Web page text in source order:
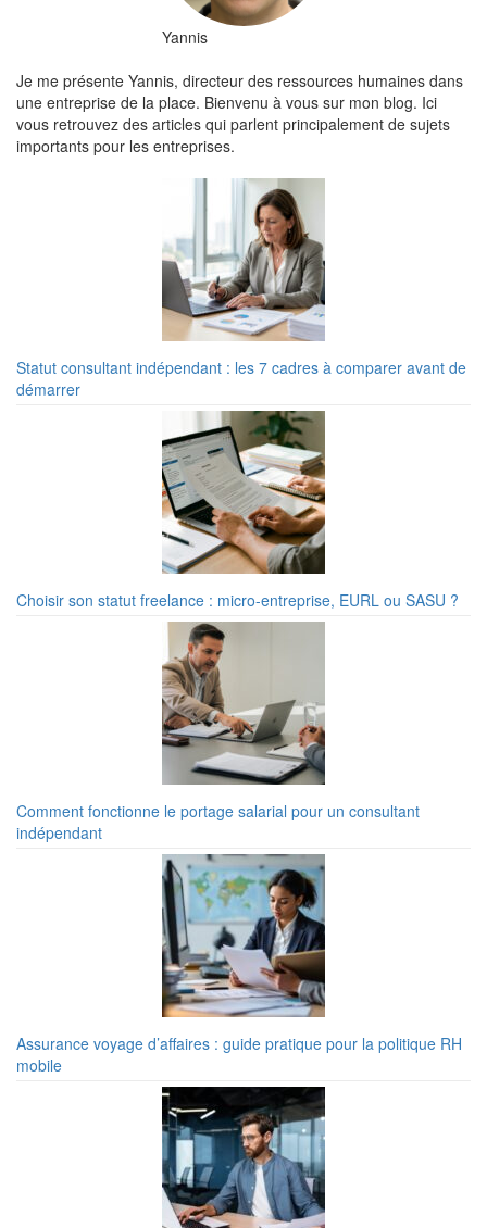
Yannis
Je me présente Yannis, directeur des ressources humaines dans
une entreprise de la place. Bienvenu à vous sur mon blog. Ici
vous retrouvez des articles qui parlent principalement de sujets
importants pour les entreprises.
Statut consultant indépendant : les 7 cadres à comparer avant de
démarrer
Choisir son statut freelance : micro-entreprise, EURL ou SASU ?
Comment fonctionne le portage salarial pour un consultant
indépendant
Assurance voyage d’affaires : guide pratique pour la politique RH
mobile